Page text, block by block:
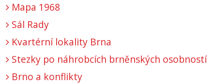
Mapa 1968
Sál Rady
Kvartérní lokality Brna
Stezky po náhrobcích brněnských osobností
Brno a konflikty